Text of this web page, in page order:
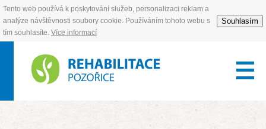
Tento web používá k poskytování služeb, personalizaci reklam a
analýze návštěvnosti soubory cookie. Používáním tohoto webu s
tím souhlasíte. Více informací
Souhlasím